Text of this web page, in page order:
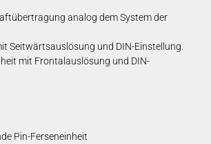
analog dem System der
Seitwärtsauslösung und DIN-Einstellung.
mit Frontalauslösung und DIN-
Pin-Ferseneinheit